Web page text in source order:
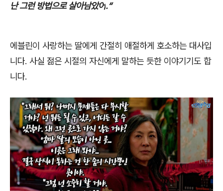
난 그런 방법으로 살아남았어.“
에블린이 사랑하는 딸에게 간절히 애절하게 호소하는 대사입
니다. 사실 젊은 시절의 자신에게 말하는 듯한 이야기기도 합
니다.